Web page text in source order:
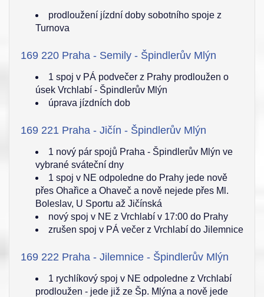
prodloužení jízdní doby sobotního spoje z
Turnova
169 220 Praha - Semily - Špindlerův Mlýn
1 spoj v PÁ podvečer z Prahy prodloužen o
úsek Vrchlabí - Špindlerův Mlýn
úprava jízdních dob
169 221 Praha - Jičín - Špindlerův Mlýn
1 nový pár spojů Praha - Špindlerův Mlýn ve
vybrané sváteční dny
1 spoj v NE odpoledne do Prahy jede nově
přes Ohařice a Ohaveč a nově nejede přes Ml.
Boleslav, U Sportu až Jičínská
nový spoj v NE z Vrchlabí v 17:00 do Prahy
zrušen spoj v PÁ večer z Vrchlabí do Jilemnice
169 222 Praha - Jilemnice - Špindlerův Mlýn
1 rychlíkový spoj v NE odpoledne z Vrchlabí
prodloužen - jede již ze Šp. Mlýna a nově jede